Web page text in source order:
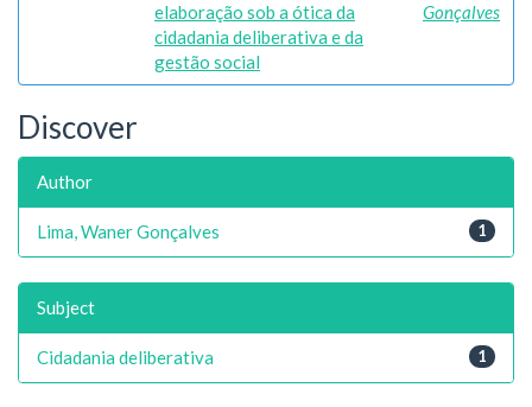
elaboração sob a ótica da
cidadania deliberativa e da
gestão social
Gonçalves
Discover
Author
1
Lima, Waner Gonçalves
Subject
1
Cidadania deliberativa